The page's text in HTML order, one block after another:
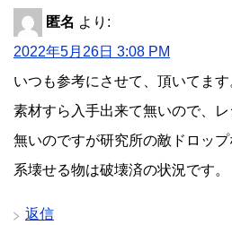
匿名 より:
2022年5月26日 3:08 PM
いつも参考にさせて、頂いてま
素材すら入手出来て無いので、
無いのですが研究所の敵ドロップ
系壊せる物は破壊済の状況です。
返信